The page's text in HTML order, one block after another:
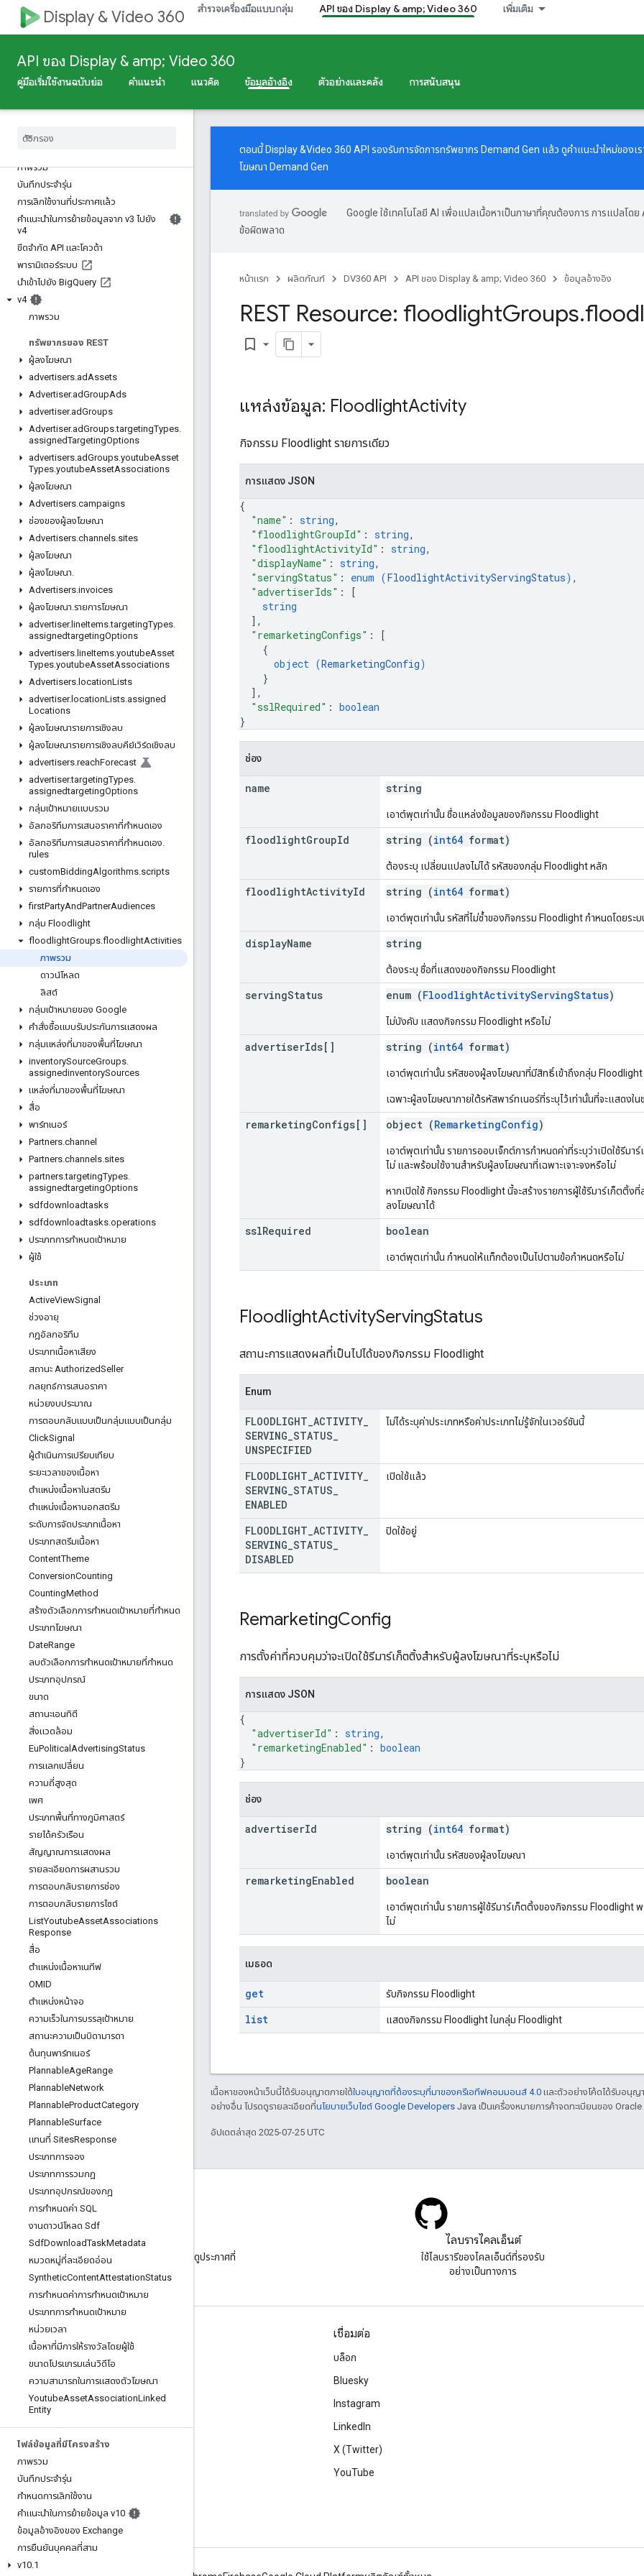
Display & Video 360 สำรวจเครื่องมือแบบกลุ่ม API ของ Display & amp; Video 360 เพิ่มเติม
API ของ Display & amp; Video 360
คู่มือเริ่มใช้งานฉบับย่อ คำแนะนำ แนวคิด ข้อมูลอ้างอิง ตัวอย่างและคลัง การสนับสนุน
ภาพรวม
บันทึกประจำรุ่น
การเลิกใช้งานที่ประกาศแล้ว
คำแนะนำในการย้ายข้อมูลจาก v3 ไปยัง
v4
ขีดจำกัด API และโควต้า
พารามิเตอร์ระบบ
นำเข้าไปยัง BigQuery
v4
ภาพรวม
ทรัพยากรของ REST
ผู้ลงโฆษณา
advertisers.adAssets
Advertiser.adGroupAds
advertiser.adGroups
Advertiser.adGroups.targetingTypes.
assignedTargetingOptions
advertisers.adGroups.youtubeAsset
Types.youtubeAssetAssociations
ผู้ลงโฆษณา
Advertisers.campaigns
ช่องของผู้ลงโฆษณา
Advertisers.channels.sites
ผู้ลงโฆษณา
ผู้ลงโฆษณา.
Advertisers.invoices
ผู้ลงโฆษณา.รายการโฆษณา
advertiser. lineItems.targetingTypes.
assignedtargetingOptions
advertisers. lineItems.youtubeAsset
Types.youtubeAssetAssociations
Advertisers. locationLists
advertiser. locationLists.assigned
Locations
ผู้ลงโฆษณารายการเชิงลบ
ผู้ลงโฆษณารายการเชิงลบคีย์เวิร์ดเชิงลบ
advertisers.reachForecast
advertiser.targetingTypes.
assignedtargetingOptions
กลุ่มเป้าหมายแบบรวม
อัลกอริทึมการเสนอราคาที่กําหนดเอง
อัลกอริทึมการเสนอราคาที่กำหนดเอง.
rules
customBiddingAlgorithms.scripts
รายการที่กําหนดเอง
firstPartyAndPartnerAudiences
กลุ่ม Floodlight
floodlightGroups.floodlightActivities
ภาพรวม
ดาวน์โหลด
ลิสต์
กลุ่มเป้าหมายของ Google
คําสั่งซื้อแบบรับประกันการแสดงผล
กลุ่มแหล่งที่มาของพื้นที่โฆษณา
inventorySourceGroups.
assignedinventorySources
แหล่งที่มาของพื้นที่โฆษณา
สื่อ
พาร์ทเนอร์
Partners.channel
Partners.channels.sites
partners.targetingTypes.
assignedtargetingOptions
sdfdownloadtasks
sdfdownloadtasks.operations
ประเภทการกําหนดเป้าหมาย
ผู้ใช้
ประเภท
ActiveViewSignal
ช่วงอายุ
กฎอัลกอริทึม
ประเภทเนื้อหาเสียง
สถานะ AuthorizedSeller
กลยุทธ์การเสนอราคา
หน่วยงบประมาณ
การตอบกลับแบบเป็นกลุ่มแบบเป็นกลุ่ม
ClickSignal
ผู้ดำเนินการเปรียบเทียบ
ระยะเวลาของเนื้อหา
ตําแหน่งเนื้อหาในสตรีม
ตําแหน่งเนื้อหานอกสตรีม
ระดับการจัดประเภทเนื้อหา
ประเภทสตรีมเนื้อหา
ContentTheme
ConversionCounting
CountingMethod
สร้างตัวเลือกการกําหนดเป้าหมายที่กําหนด
ประเภทโฆษณา
DateRange
ลบตัวเลือกการกําหนดเป้าหมายที่กําหนด
ประเภทอุปกรณ์
ขนาด
สถานะเอนทิตี
สิ่งแวดล้อม
EuPolitical AdvertisingStatus
การแลกเปลี่ยน
ความถี่สูงสุด
เพศ
ประเภทพื้นที่ทางภูมิศาสตร์
รายได้ครัวเรือน
สัญญาณการแสดงผล
รายละเอียดการผสานรวม
การตอบกลับรายการช่อง
การตอบกลับรายการไซต์
ListYoutubeAssetAssociations
Response
สื่อ
ตําแหน่งเนื้อหาเนทีฟ
OMID
ตําแหน่งหน้าจอ
ความเร็วในการบรรลุเป้าหมาย
สถานะความเป็นบิดามารดา
ต้นทุนพาร์ทเนอร์
PlannableAgeRange
PlannableNetwork
PlannableProductCategory
PlannableSurface
แทนที่ SitesResponse
ประเภทการจอง
ประเภทการรวมกฎ
ประเภทอุปกรณ์ของกฎ
การกําหนดค่า SQL
งานดาวน์โหลด Sdf
SdfDownloadTaskMetadata
หมวดหมู่ที่ละเอียดอ่อน
SyntheticContentAttestationStatus
การกําหนดค่าการกําหนดเป้าหมาย
ประเภทการกําหนดเป้าหมาย
หน่วยเวลา
เนื้อหาที่มีการให้รางวัลโดยผู้ใช้
ขนาดโปรแกรมเล่นวิดีโอ
ความสามารถในการแสดงตัวโฆษณา
YoutubeAssetAssociationLinked
Entity
ไฟล์ข้อมูลที่มีโครงสร้าง
ภาพรวม
บันทึกประจำรุ่น
กำหนดการเลิกใช้งาน
คำแนะนำในการย้ายข้อมูล v10
ข้อมูลอ้างอิงของ Exchange
การยืนยันบุคคลที่สาม
v10.1
ตอนนี้ Display &Video 360 API รองรับการจัดการทรัพยากร Demand Gen แล้ว ดูคำแนะนำใหม่ของเ
โฆษณา Demand Gen
Google ใช้เทคโนโลยี AI เพื่อแปลเนื้อหาเป็นภาษาที่คุณต้องการ การแปลโดย
ข้อผิดพลาด
หน้าแรก ผลิตภัณฑ์ DV360 API API ของ Display & amp; Video 360 ข้อมูลอ้างอิง
REST Resource: floodlightGroups.
bookmark_border
แหล่งข้อมูล: FloodlightActivity
กิจกรรม Floodlight รายการเดียว
การแสดง JSON
{
"name" : string,
"floodlightGroupId" : string,
"floodlightActivityId" : string,
"displayName" : string,
"servingStatus" : enum (FloodlightActivityServingStatus) ,
"advertiserIds" :
[
string
] ,
"remarketingConfigs" :
[
{
object (RemarketingConfig)
}
] ,
"sslRequired" : boolean
}
ช่อง
name string
เอาต์พุตเท่านั้น ชื่อแหล่งข้อมูลของกิจกรรม Floodlight
floodlightGroupId string (int64 format)
ต้องระบุ เปลี่ยนแปลงไม่ได้ รหัสของกลุ่ม Floodlight หลัก
floodlightActivityId string (int64 format)
เอาต์พุตเท่านั้น รหัสที่ไม่ซ้ำของกิจกรรม Floodlight กำหนดโดยระ
displayName string
ต้องระบุ ชื่อที่แสดงของกิจกรรม Floodlight
servingStatus enum (FloodlightActivityServingStatus)
ไม่บังคับ แสดงกิจกรรม Floodlight หรือไม่
advertiserIds[] string (int64 format)
เอาต์พุตเท่านั้น รหัสของผู้ลงโฆษณาที่มีสิทธิ์เข้าถึงกลุ่ม
เฉพาะผู้ลงโฆษณาภายใต้รหัสพาร์ทเนอร์ที่ระบุไว้เท่านั้นที่จะแสดงใน
remarketingConfigs[] object (RemarketingConfig)
เอาต์พุตเท่านั้น รายการออบเจ็กต์การกําหนดค่าที่ระบุว่าเปิดใช้รีม
ไม่ และพร้อมใช้งานสําหรับผู้ลงโฆษณาที่เฉพาะเจาะจงหรือไม่
หากเปิดใช้ กิจกรรม Floodlight นี้จะสร้างรายการผู้ใช้รีมาร์เก็ตติ้งที่
ลงโฆษณาได้
sslRequired boolean
เอาต์พุตเท่านั้น กำหนดให้แท็กต้องเป็นไปตามข้อกำหนดหรือไม่
FloodlightActivityServingStatus
สถานะการแสดงผลที่เป็นไปได้ของกิจกรรม Floodlight
Enum
FLOODLIGHT ACTIVITY
SERVING STATUS
UNSPECIFIED
ไม่ได้ระบุค่าประเภทหรือค่าประเภทไม่รู้จักในเวอร์ชันนี้
FLOODLIGHT ACTIVITY
SERVING STATUS
ENABLED
เปิดใช้แล้ว
FLOODLIGHT ACTIVITY
SERVING STATUS
DISABLED
ปิดใช้อยู่
RemarketingConfig
การตั้งค่าที่ควบคุมว่าจะเปิดใช้รีมาร์เก็ตติ้งสําหรับผู้ลงโฆษณาที่ระบุหรือไม่
การแสดง JSON
{
"advertiserId" : string,
"remarketingEnabled" : boolean
}
ช่อง
advertiserId string (int64 format)
เอาต์พุตเท่านั้น รหัสของผู้ลงโฆษณา
remarketingEnabled boolean
เอาต์พุตเท่านั้น รายการผู้ใช้รีมาร์เก็ตติ้งของกิจกรรม Floodlight
ไม่
เมธอด
get รับกิจกรรม Floodlight
list แสดงกิจกรรม Floodlight ในกลุ่ม Floodlight
เนื้อหาของหน้าเว็บนี้ได้รับอนุญาตภายใต้ใบอนุญาตที่ต้องระบุที่มาของครีเอทีฟคอมมอนส์ 4.0 และตัวอย่างโค้ดได้รับอนุญ
อย่างอื่น โปรดดูรายละเอียดที่นโยบายเว็บไซต์ Google Developers Java เป็นเครื่องหมายการค้าจดทะเบียนของ
อัปเดตล่าสุด 2025-07-25 UTC
ไปที่บล็อกของเราเพื่อดูประกาศที่
ไลบรารีไคลเอ็นต์
ใช้ไลบรารีของไคลเอ็นต์ที่รองรับ
อย่างเป็นทางการ
ข้อมูลผลิตภัณฑ์
ข้อกำหนดในการให้บริการ
ขีดจํากัดและโควต้าของ API
การกำหนดราคา
เชื่อมต่อ
บล็อก
Bluesky
Instagram
LinkedIn
X (Twitter)
YouTube